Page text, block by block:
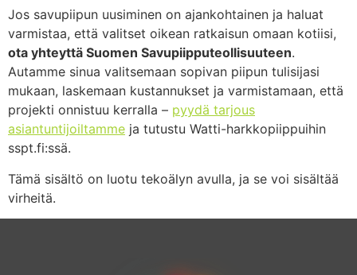
Jos savupiipun uusiminen on ajankohtainen ja haluat
varmistaa, että valitset oikean ratkaisun omaan kotiisi,
ota yhteyttä Suomen Savupiipputeollisuuteen.
Autamme sinua valitsemaan sopivan piipun tulisijasi
mukaan, laskemaan kustannukset ja varmistamaan, että
projekti onnistuu kerralla – pyydä tarjous
asiantuntijoiltamme ja tutustu Watti-harkkopiippuihin
sspt.fi:ssä.
Tämä sisältö on luotu tekoälyn avulla, ja se voi sisältää
virheitä.